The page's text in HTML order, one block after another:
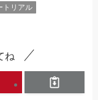
トリアル
ね